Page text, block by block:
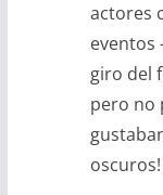
actores
eventos
giro del
pero no
oscuros!